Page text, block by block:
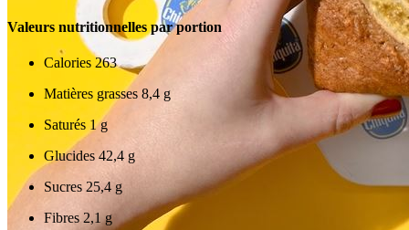
Valeurs nutritionnelles par portion
Calories 263
Matières grasses 8,4 g
Saturés1 g
Glucides42,4 g
Sucres 25,4 g
Fibres 2,1 g